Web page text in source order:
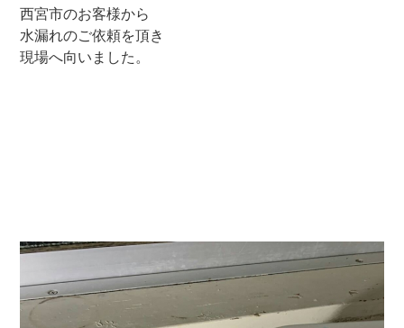
西宮市のお客様から
水漏れのご依頼を頂き
現場へ向いました。